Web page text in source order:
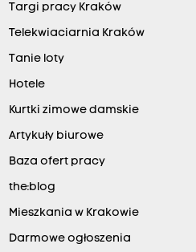
Targi pracy Kraków
Telekwiaciarnia Kraków
Tanie loty
Hotele
Kurtki zimowe damskie
Artykuły biurowe
Baza ofert pracy
the:blog
Mieszkania w Krakowie
Darmowe ogłoszenia